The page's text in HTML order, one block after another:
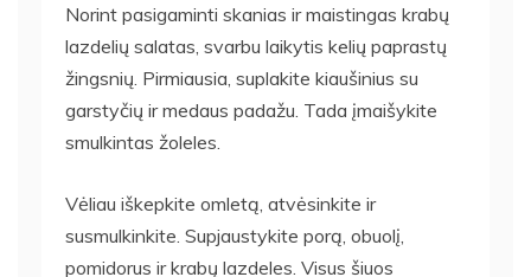
Norint pasigaminti skanias ir maistingas krabų
lazdelių salatas, svarbu laikytis kelių paprastų
žingsnių. Pirmiausia, suplakite kiaušinius su
garstyčių ir medaus padažu. Tada įmaišykite
smulkintas žoleles.
Vėliau iškepkite omletą, atvėsinkite ir
susmulkinkite. Supjaustykite porą, obuolį,
pomidorus ir krabų lazdeles. Visus šiuos